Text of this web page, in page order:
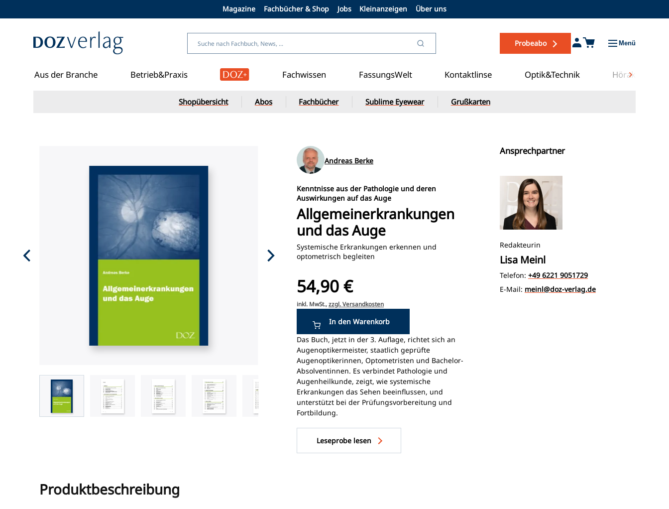
Magazine Fachbücher & Shop Jobs Kleinanzeigen Über uns
Zum COE Campus
Probeabo Menü
Aus der Branche Betrieb&Praxis Fachwissen FassungsWelt Kontaktlinse Optik&Technik Hörakustik
Shopübersicht Abos Fachbücher Sublime Eyewear Grußkarten
Andreas Berke
Kenntnisse aus der Pathologie und deren
Auswirkungen auf das Auge
Allgemeinerkrankungen
und das Auge
Systemische Erkrankungen erkennen und
optometrisch begleiten
54,90 €
inkl. MwSt.,zzgl. Versandkosten
Das Buch, jetzt in der 3. Auflage, richtet sich an
Augenoptikermeister, staatlich geprüfte
Augenoptikerinnen, Optometristen und Bachelor-
Absolventinnen. Es verbindet Pathologie und
Augenheilkunde, zeigt, wie systemische
Erkrankungen das Sehen beeinflussen, und
unterstützt bei der Prüfungsvorbereitung und
Fortbildung.
Leseprobe lesen
Produktbeschreibung
Ansprechpartner
Redakteurin
Lisa Meinl
Telefon: +49 6221 9051729
E-Mail: meinl@doz-verlag.de